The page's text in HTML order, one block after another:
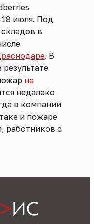
июля. Под
в
. В
на
недалеко
в компании
и пожаре
работников с